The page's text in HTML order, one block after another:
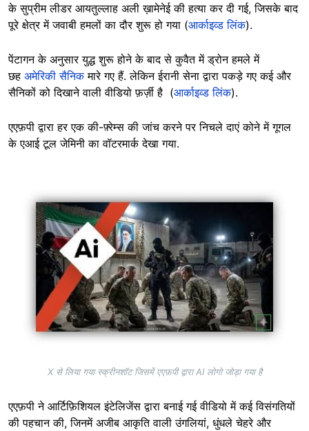
के सुप्रीम लीडर आयतुल्लाह अली ख़ामेनेई की हत्या कर दी गई, जिसके बाद
पूरे क्षेत्र में जवाबी हमलों का दौर शुरू हो गया (आर्काइव्ड लिंक).
पेंटागन के अनुसार युद्ध शुरू होने के बाद से कुवैत में ड्रोन हमले में
छह अमेरिकी सैनिकमारे गए हैं. लेकिन ईरानी सेना द्वारा पकड़े गए कई और
सैनिकों को दिखाने वाली वीडियो फ़र्ज़ी है (आर्काइव्ड लिंक).
एएफ़पी द्वारा हर एक की-फ़्रेम्स की जांच करने पर निचले दाएं कोने में गूगल
के एआई टूल जेमिनी का वॉटरमार्क देखा गया.
Image
X से लिया गया स्क्रीनशॉट जिसमें एएफ़पी द्वारा AI लोगो जोड़ा गया है
एएफ़पी ने आर्टिफ़िशियल इंटेलिजेंस द्वारा बनाई गई वीडियो में कई विसंगतियों
की पहचान की, जिनमें अजीब आकृति वाली उंगलियां, धुंधले चेहरे और